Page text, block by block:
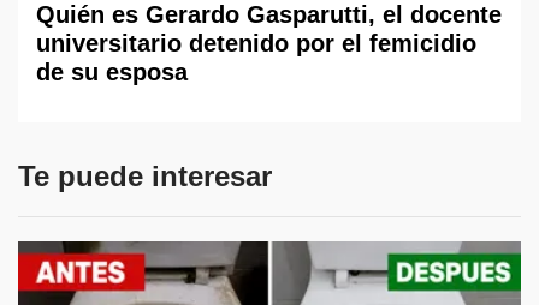
Quién es Gerardo Gasparutti, el docente
universitario detenido por el femicidio
de su esposa
Te puede interesar